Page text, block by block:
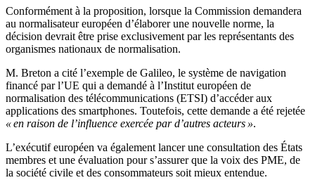
Conformément à la proposition, lorsque la Commission demandera
au normalisateur européen d’élaborer une nouvelle norme, la
décision devrait être prise exclusivement par les représentants des
organismes nationaux de normalisation.
M. Breton a cité l’exemple de Galileo, le système de navigation
financé par l’UE qui a demandé à l’Institut européen de
normalisation des télécommunications (ETSI) d’accéder aux
applications des smartphones. Toutefois, cette demande a été rejetée
« en raison de l’influence exercée par d’autres acteurs ».
L’exécutif européen va également lancer une consultation des États
membres et une évaluation pour s’assurer que la voix des PME, de
la société civile et des consommateurs soit mieux entendue.